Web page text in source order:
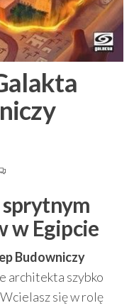
w Egipcie
Budowniczy
architekta szybko
się w rolę